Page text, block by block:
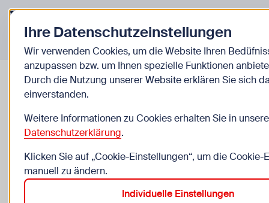
Zurück zur Startseite
Veranstaltungen
© Christian
GRATIS
ab Sa, 8.8. bis Sa, 5.9.
6 bis 13 Jahre, nur für Kinder, Begleitperson
Radübungsplatz Am Schöpfwerk, Am Schöpfwerk,
Ihre Datenschutzeinstellungen
Wir verwenden Cookies, um die Website Ihren
anzupassen bzw. um Ihnen spezielle Funktionen
Durch die Nutzung unserer Website erklären Sie sich
einverstanden.
Weitere Informationen zu Cookies erhalten Sie in
Datenschutzerklärung.
Klicken Sie auf „Cookie-Einstellungen“, um die Cookie-
manuell zu ändern.
Individuelle Einstellungen